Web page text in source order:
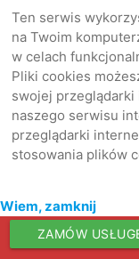
Ten serwis
na Twoim
w celach
Pliki cookies
swojej
naszego serwisu
przeglądarki
stosowania plików
Wiem, zamknij
ZAMÓW